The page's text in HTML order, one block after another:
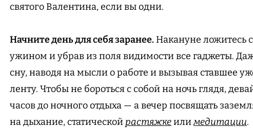
святого Валентина, если вы одни.
Начните день для себя заранее.Накануне ложитесь
ужином и убрав из поля видимости все гаджеты.
сну, наводя на мысли о работе и вызывая ставшее
ленту. Чтобы не бороться с собой на ночь глядя,
часов до ночного отдыха — а вечер посвящать
на дыхание, статической растяжкеилимедитации.